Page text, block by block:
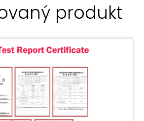
produkt